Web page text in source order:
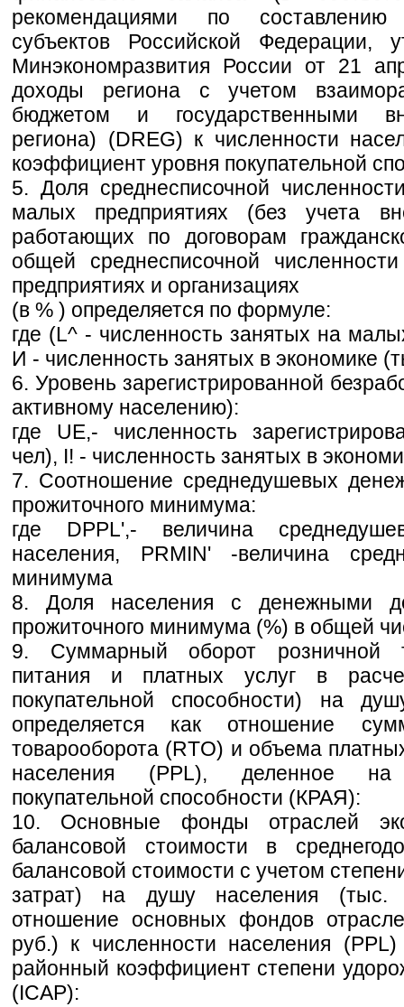
рекомендациями по
субъектов Российской Федерации,
Минэкономразвития России от 21
доходы региона с учетом
бюджетом и государственными
региона) (DREG) к численности
коэффициент уровня покупательной
5. Доля среднесписочной
малых предприятиях (без учета
работающих по договорам
общей среднесписочной
предприятиях и организациях
(в % ) определяется по формуле:
где (L^ - численность занятых на
И - численность занятых в экономике
6. Уровень зарегистрированной
активному населению):
где UE,- численность
чел), I! - численность занятых в
7. Соотношение среднедушевых
прожиточного минимума:
где DPPL',- величина
населения, PRMIN' -величина
минимума
8. Доля населения с денежными
прожиточного минимума (%) в общей
9. Суммарный оборот розничной
питания и платных услуг в
покупательной способности) на
определяется как отношение
товарооборота (RTO) и объема
населения (PPL), деленное
покупательной способности (КРАЯ):
10. Основные фонды отраслей
балансовой стоимости в
балансовой стоимости с учетом
затрат) на душу населения (тыс.
отношение основных фондов
руб.) к численности населения
районный коэффициент степени
(ICAP):